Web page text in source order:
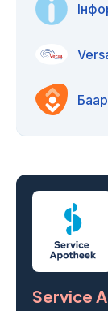
Service